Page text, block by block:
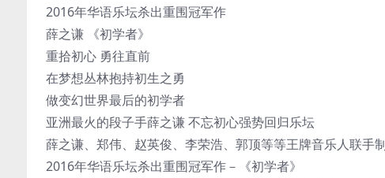
2016年华语乐坛杀出重围冠军作
薛之谦 《初学者》
重拾初心 勇往直前
在梦想丛林抱持初生之勇
做变幻世界最后的初学者
亚洲最火的段子手薛之谦 不忘初心强势回归乐坛
薛之谦、郑伟、赵英俊、李荣浩、郭顶等等王牌音乐人联手
2016年华语乐坛杀出重围冠军作－《初学者》